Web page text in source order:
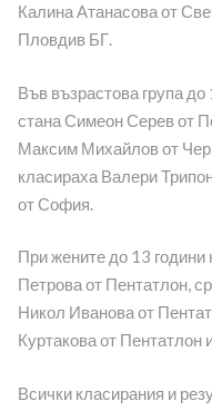
Калина Атанасова от
Пловдив БГ.
Във възрастова група
стана Симеон Серев от
Максим Михайлов от
класираха Валери
от София.
При жените до 13 години
Петрова от Пентатлон,
Никол Иванова от
Куртакова от
Всички класирания и